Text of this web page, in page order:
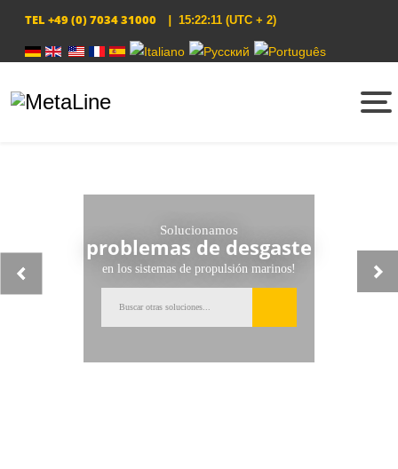
TEL +49 (0) 7034 31000 | 15:22:11 (UTC + 2)
Select your language
Solucionamos
problemas de desgaste
en los sistemas de propulsión marinos!